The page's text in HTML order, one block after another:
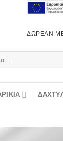
ΔΩΡΕΆΝ